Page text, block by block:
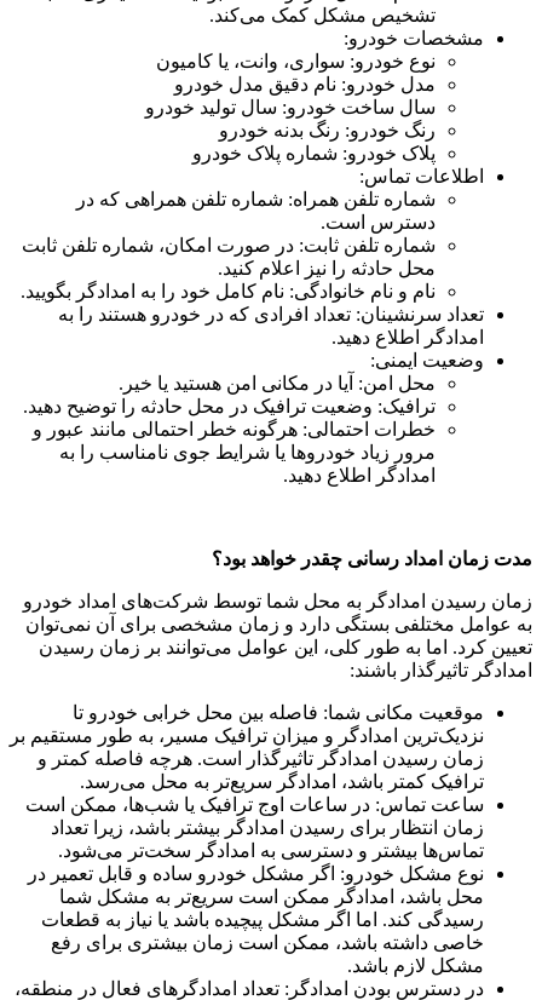
تشخیص مشکل کمک می‌کند.
مشخصات خودرو:
نوع خودرو: سواری، وانت، یا کامیون
مدل خودرو: نام دقیق مدل خودرو
سال ساخت خودرو: سال تولید خودرو
رنگ خودرو: رنگ بدنه خودرو
پلاک خودرو: شماره پلاک خودرو
اطلاعات تماس:
شماره تلفن همراه: شماره تلفن همراهی که در
دسترس است.
شماره تلفن ثابت: در صورت امکان، شماره تلفن ثابت
محل حادثه را نیز اعلام کنید.
نام و نام خانوادگی: نام کامل خود را به امدادگر بگویید.
تعداد سرنشینان: تعداد افرادی که در خودرو هستند را به
امدادگر اطلاع دهید.
وضعیت ایمنی:
محل امن: آیا در مکانی امن هستید یا خیر.
ترافیک: وضعیت ترافیک در محل حادثه را توضیح دهید.
خطرات احتمالی: هرگونه خطر احتمالی مانند عبور و
مرور زیاد خودروها یا شرایط جوی نامناسب را به
امدادگر اطلاع دهید.
مدت زمان امداد رسانی چقدر خواهد بود؟
زمان رسیدن امدادگر به محل شما توسط شرکت‌های امداد خودرو
به عوامل مختلفی بستگی دارد و زمان مشخصی برای آن نمی‌توان
تعیین کرد. اما به طور کلی، این عوامل می‌توانند بر زمان رسیدن
امدادگر تاثیرگذار باشند:
موقعیت مکانی شما: فاصله بین محل خرابی خودرو تا
نزدیک‌ترین امدادگر و میزان ترافیک مسیر، به طور مستقیم بر
زمان رسیدن امدادگر تاثیرگذار است. هرچه فاصله کمتر و
ترافیک کمتر باشد، امدادگر سریع‌تر به محل می‌رسد.
ساعت تماس: در ساعات اوج ترافیک یا شب‌ها، ممکن است
زمان انتظار برای رسیدن امدادگر بیشتر باشد، زیرا تعداد
تماس‌ها بیشتر و دسترسی به امدادگر سخت‌تر می‌شود.
نوع مشکل خودرو: اگر مشکل خودرو ساده و قابل تعمیر در
محل باشد، امدادگر ممکن است سریع‌تر به مشکل شما
رسیدگی کند. اما اگر مشکل پیچیده باشد یا نیاز به قطعات
خاصی داشته باشد، ممکن است زمان بیشتری برای رفع
مشکل لازم باشد.
در دسترس بودن امدادگر: تعداد امدادگرهای فعال در منطقه،